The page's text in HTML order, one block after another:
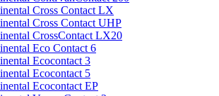
Cross Contact LX
Cross Contact UHP
CrossContact LX20
Eco Contact 6
Ecocontact 3
Ecocontact 5
Ecocontact EP